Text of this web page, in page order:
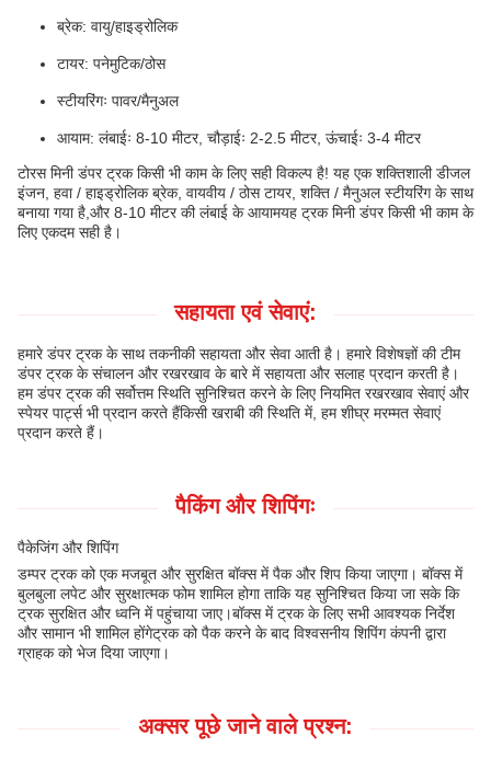
ब्रेक: वायु/हाइड्रोलिक
टायर: पनेमुटिक/ठोस
स्टीयरिंगः पावर/मैनुअल
आयाम: लंबाईः 8-10 मीटर, चौड़ाईः 2-2.5 मीटर, ऊंचाईः 3-4 मीटर
टोरस मिनी डंपर ट्रक किसी भी काम के लिए सही विकल्प है! यह एक शक्तिशाली डीजल
इंजन, हवा / हाइड्रोलिक ब्रेक, वायवीय / ठोस टायर, शक्ति / मैनुअल स्टीयरिंग के साथ
बनाया गया है,और 8-10 मीटर की लंबाई के आयामयह ट्रक मिनी डंपर किसी भी काम के
लिए एकदम सही है।
सहायता एवं सेवाएं:
हमारे डंपर ट्रक के साथ तकनीकी सहायता और सेवा आती है। हमारे विशेषज्ञों की टीम
डंपर ट्रक के संचालन और रखरखाव के बारे में सहायता और सलाह प्रदान करती है।
हम डंपर ट्रक की सर्वोत्तम स्थिति सुनिश्चित करने के लिए नियमित रखरखाव सेवाएं और
स्पेयर पार्ट्स भी प्रदान करते हैंकिसी खराबी की स्थिति में, हम शीघ्र मरम्मत सेवाएं
प्रदान करते हैं।
पैकिंग और शिपिंगः
पैकेजिंग और शिपिंग
डम्पर ट्रक को एक मजबूत और सुरक्षित बॉक्स में पैक और शिप किया जाएगा। बॉक्स में
बुलबुला लपेट और सुरक्षात्मक फोम शामिल होगा ताकि यह सुनिश्चित किया जा सके कि
ट्रक सुरक्षित और ध्वनि में पहुंचाया जाए।बॉक्स में ट्रक के लिए सभी आवश्यक निर्देश
और सामान भी शामिल होंगेट्रक को पैक करने के बाद विश्वसनीय शिपिंग कंपनी द्वारा
ग्राहक को भेज दिया जाएगा।
अक्सर पूछे जाने वाले प्रश्न: